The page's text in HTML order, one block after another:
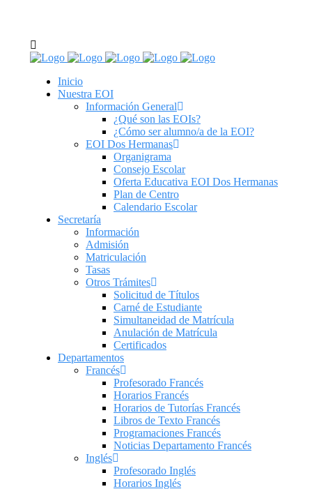
tel: 955 62 43 03
Inicio
Nuestra EOI
Información General
¿Qué son las EOIs?
¿Cómo ser alumno/a de la EOI?
EOI Dos Hermanas
Organigrama
Consejo Escolar
Oferta Educativa EOI Dos Hermanas
Plan de Centro
Calendario Escolar
Secretaría
Información
Admisión
Matriculación
Tasas
Otros Trámites
Solicitud de Títulos
Carné de Estudiante
Simultaneidad de Matrícula
Anulación de Matrícula
Certificados
Departamentos
Francés
Profesorado Francés
Horarios Francés
Horarios de Tutorías Francés
Libros de Texto Francés
Programaciones Francés
Noticias Departamento Francés
Inglés
Profesorado Inglés
Horarios Inglés